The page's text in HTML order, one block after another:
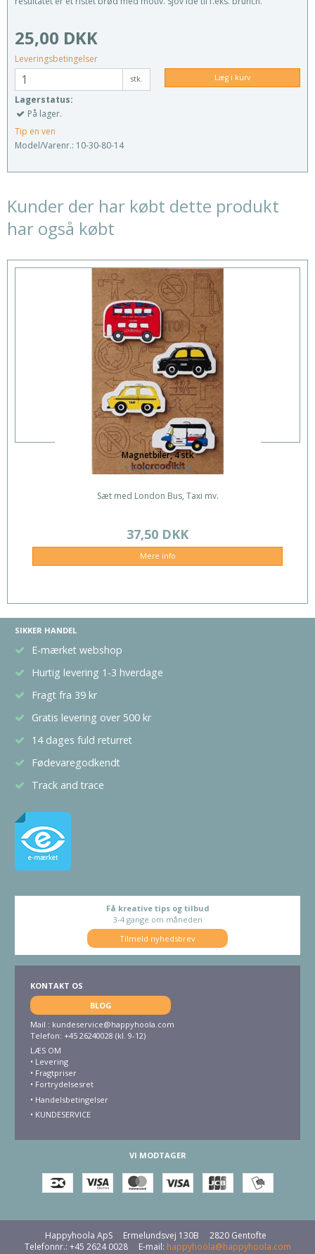
25,00 DKK
Leveringsbetingelser
stk. Læg i kurv
Lagerstatus:
På lager.
Tip en ven
Model/Varenr.: 10-30-80-14
Kunder der har købt dette produkt
har også købt
Magnetbiler, 4 stk
140-11-31 (1189)
Sæt med London Bus, Taxi mv.
37,50 DKK
Mere info
SIKKER HANDEL
E-mærket webshop
Hurtig levering 1-3 hverdage
Fragt fra 39 kr
Gratis levering over 500 kr
14 dages fuld returret
Fødevaregodkendt
Track and trace
Få kreative tips og tilbud
3-4 gange om måneden
Tilmeld nyhedsbrev
KONTAKT OS
BLOG
Mail : kundeservice@happyhoola.com
Telefon: +45 26240028 (kl. 9-12)
LÆS OM
• Levering
• Fragtpriser
• Fortrydelsesret
• Handelsbetingelser
• KUNDESERVICE
VI MODTAGER
Happyhoola ApS Ermelundsvej 130B
2820 Gentofte
Telefonnr.: +45 2624 0028 E-mail: happyhoola@happyhoola.com